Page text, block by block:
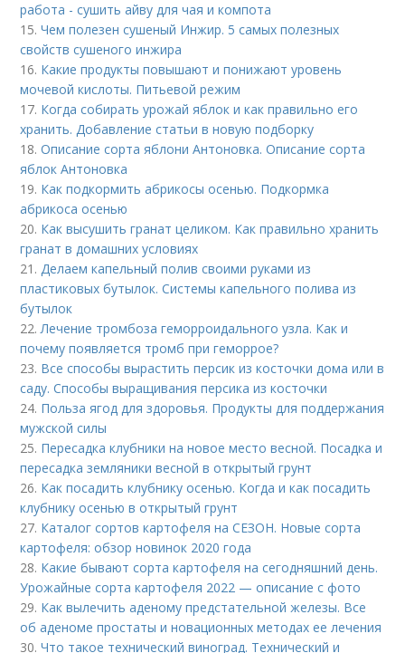
работа - сушить айву для чая и компота
15.Чем полезен сушеный Инжир. 5 самых полезных
свойств сушеного инжира
16. Какие продукты повышают и понижают уровень
мочевой кислоты. Питьевой режим
17. Когда собирать урожай яблок и как правильно его
хранить. Добавление статьи в новую подборку
18.Описание сорта яблони Антоновка. Описание сорта
яблок Антоновка
19. Как подкормить абрикосы осенью. Подкормка
абрикоса осенью
20. Как высушить гранат целиком. Как правильно хранить
гранат в домашних условиях
21.Делаем капельный полив своими руками из
пластиковых бутылок. Системы капельного полива из
бутылок
22.Лечение тромбоза геморроидального узла. Как и
почему появляется тромб при геморрое?
23. Все способы вырастить персик из косточки дома или в
саду. Способы выращивания персика из косточки
24. Польза ягод для здоровья. Продукты для поддержания
мужской силы
25. Пересадка клубники на новое место весной. Посадка и
пересадка земляники весной в открытый грунт
26. Как посадить клубнику осенью. Когда и как посадить
клубнику осенью в открытый грунт
27. Каталог сортов картофеля на СЕЗОН. Новые сорта
картофеля: обзор новинок 2020 года
28. Какие бывают сорта картофеля на сегодняшний день.
Урожайные сорта картофеля 2022 — описание с фото
29. Как вылечить аденому предстательной железы. Все
об аденоме простаты и новационных методах ее лечения
30.Что такое технический виноград. Технический и